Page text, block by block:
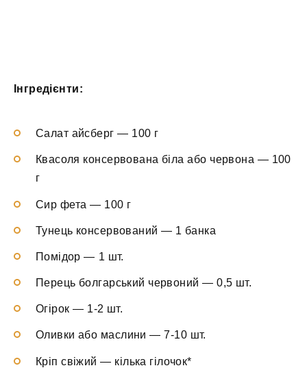
Інгредієнти:
Салат айсберг — 100 г
Квасоля консервована біла або червона — 100
г
Сир фета — 100 г
Тунець консервований — 1 банка
Помідор — 1 шт.
Перець болгарський червоний — 0,5 шт.
Огірок — 1-2 шт.
Оливки або маслини — 7-10 шт.
Кріп свіжий — кілька гілочок*